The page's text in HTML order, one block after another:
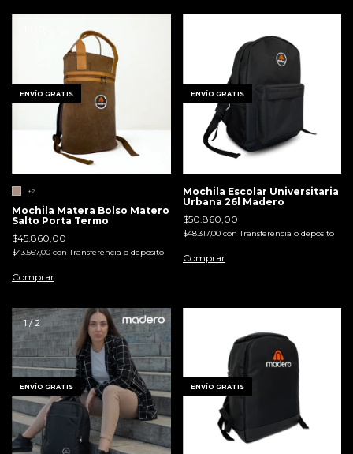
ENVÍO GRATIS
+2
Mochila Matera Bolso Matero
Salto Porta Termo
$45.860,00
$43.567,00 con Transferencia o depósito
Comprar
ENVÍO GRATIS
Mochila Escolar Universitaria
Urbana 26l Madero
$50.860,00
$48.317,00 con Transferencia o depósito
1/2
ENVÍO GRATIS ENVÍO GRATIS